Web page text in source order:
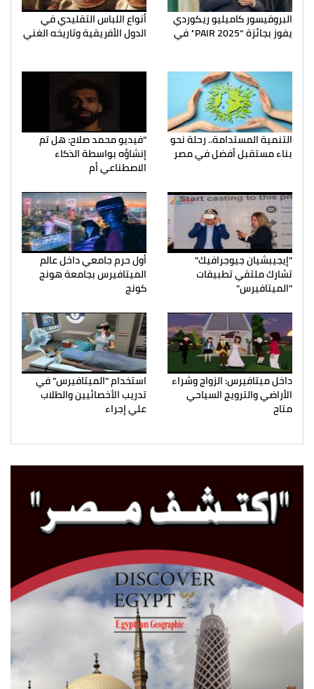
البروفيسور كاميليو ريكوردي
يفوز بجائزة “PAIR 2025” في
أنواع اللباس التقليدي في
الدول الأفريقية وتاريخه الغني
التنمية المستدامة.. رحلة نحو
بناء مستقبل أفضل في مصر
"فيديو محمد صلاح: هل تم
إنشاؤه بواسطة الذكاء
الاصطناعي أم
"إيجيبشيان جيوجرافيك"
تشارك ملتقي تطبيقات
"الميتافيرس"
أول حرم جامعي داخل عالم
الميتافيرس بجامعة هونج
كونج
داخل ميتافيرس: الزواج وشراء
الأراضي والترويج السياحي
متاح
استخدام "الميتافيرس" في
تدريب الأخصائيين والطلاب
علي إجراء